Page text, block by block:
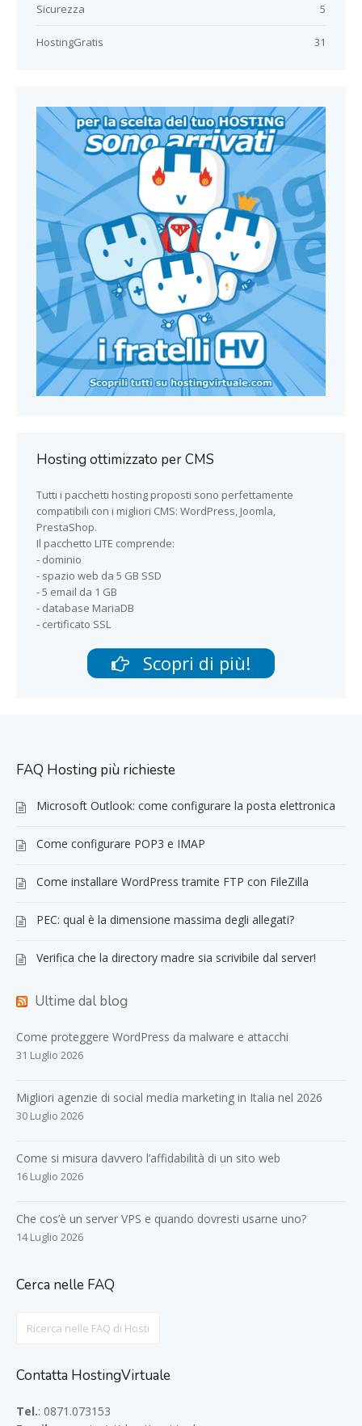
5
Sicurezza
31
HostingGratis
Hosting ottimizzato per CMS
Tutti i pacchetti hosting proposti sono perfettamente
compatibili con i migliori CMS: WordPress, Joomla,
PrestaShop.
Il pacchetto LITE comprende:
- dominio
- spazio web da 5 GB SSD
- 5 email da 1 GB
- database MariaDB
- certificato SSL
Scopri di più!
FAQ Hosting più richieste
Microsoft Outlook: come configurare la posta elettronica
Come configurare POP3 e IMAP
Come installare WordPress tramite FTP con FileZilla
PEC: qual è la dimensione massima degli allegati?
Verifica che la directory madre sia scrivibile dal server!
Ultime dal blog
Come proteggere WordPress da malware e attacchi
31 Luglio 2026
Migliori agenzie di social media marketing in Italia nel 2026
30 Luglio 2026
Come si misura davvero l’affidabilità di un sito web
16 Luglio 2026
Che cos’è un server VPS e quando dovresti usarne uno?
14 Luglio 2026
Cerca nelle FAQ
Contatta HostingVirtuale
Tel.: 0871.073153